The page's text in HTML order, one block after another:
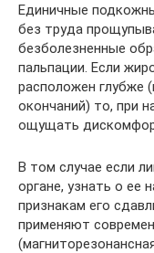
Единичные
без труда
безболезненные
пальпации. Если
расположен глубже
окончаний) то, при
ощущать
В том случае если
органе, узнать о ее
признакам его
применяют